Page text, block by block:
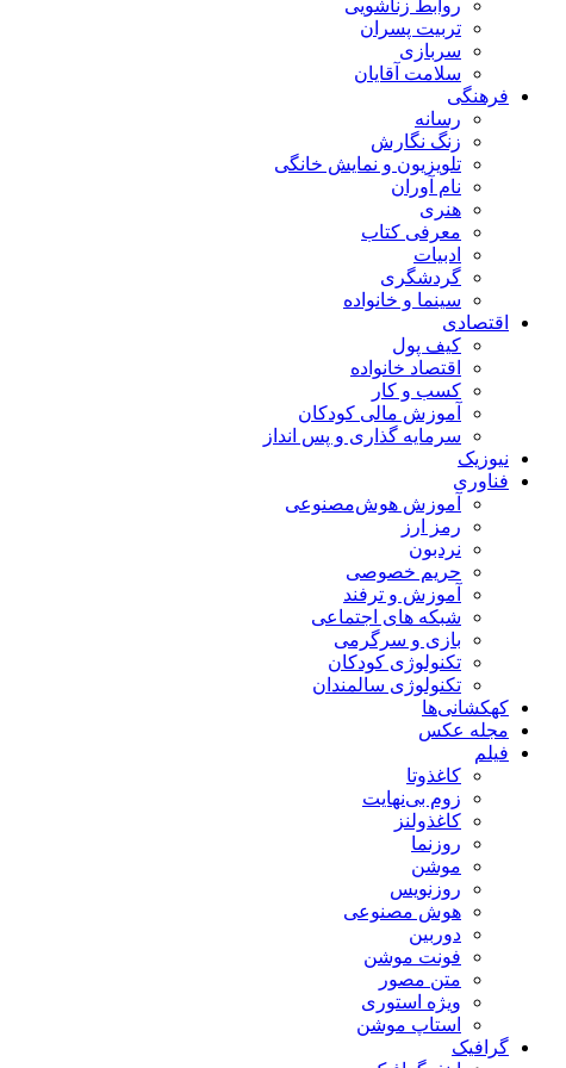
روابط زناشویی
تربیت پسران
سربازی
سلامت آقایان
فرهنگی
رسانه
زنگ نگارش
تلویزیون و نمایش خانگی
نام آوران
هنری
معرفی کتاب
ادبیات
گردشگری
سینما و خانواده
اقتصادی
کیف پول
اقتصاد خانواده
کسب و کار
آموزش مالی کودکان
سرمایه گذاری و پس انداز
نیوزیک
فناوری
آموزش هوش‌مصنوعی
رمز ارز
نردبون
حریم خصوصی
آموزش و ترفند
شبکه های اجتماعی
بازی و سرگرمی
تکنولوژی کودکان
تکنولوژی سالمندان
کهکشانی‌ها
مجله عکس
فیلم
کاغذوتا
زوم بی‌نهایت
کاغذولنز
روزنما
موشن
روزنویس
هوش مصنوعی
دوربین
فونت موشن
متن مصور
ویژه استوری
استاپ موشن
گرافیک